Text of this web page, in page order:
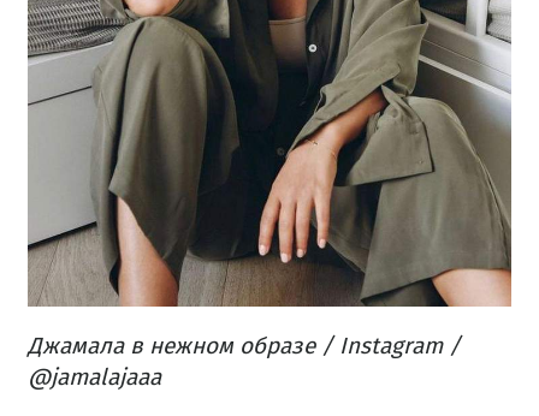
Джамала в нежном образе / Instagram /
@jamalajaaa